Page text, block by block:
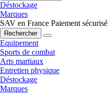
Déstockage
Marques
SAV en France Paiement sécurisé
Rechercher
Equipement
Sports de combat
Arts martiaux
Entretien physique
Déstockage
Marques